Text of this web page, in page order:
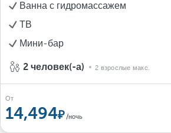
Ванна с гидромассажем
ТВ
Мини-бар
2 человек(-а) 2 взрослые макс.
От
14,494 /ночь